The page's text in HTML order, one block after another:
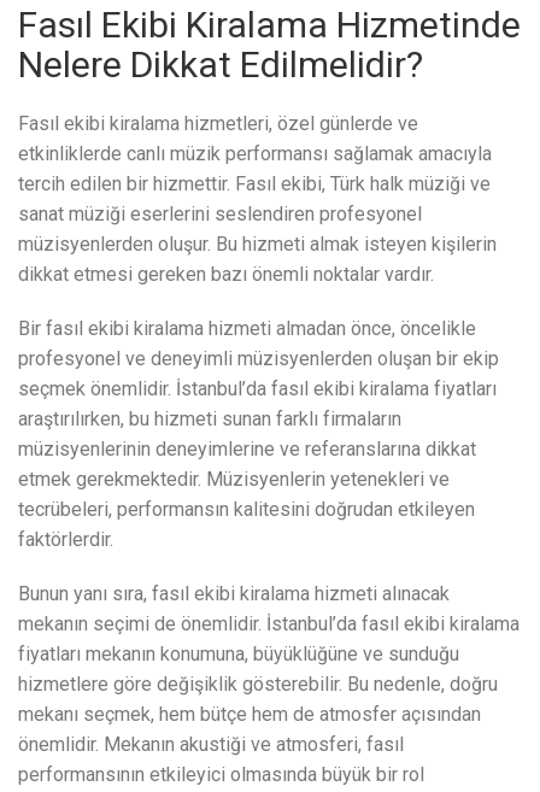
Fasıl Ekibi Kiralama Hizmetinde
Nelere Dikkat Edilmelidir?
Fasıl ekibi kiralama hizmetleri, özel günlerde ve
etkinliklerde canlı müzik performansı sağlamak amacıyla
tercih edilen bir hizmettir. Fasıl ekibi, Türk halk müziği ve
sanat müziği eserlerini seslendiren profesyonel
müzisyenlerden oluşur. Bu hizmeti almak isteyen kişilerin
dikkat etmesi gereken bazı önemli noktalar vardır.
Bir fasıl ekibi kiralama hizmeti almadan önce, öncelikle
profesyonel ve deneyimli müzisyenlerden oluşan bir ekip
seçmek önemlidir. İstanbul’da fasıl ekibi kiralama fiyatları
araştırılırken, bu hizmeti sunan farklı firmaların
müzisyenlerinin deneyimlerine ve referanslarına dikkat
etmek gerekmektedir. Müzisyenlerin yetenekleri ve
tecrübeleri, performansın kalitesini doğrudan etkileyen
faktörlerdir.
Bunun yanı sıra, fasıl ekibi kiralama hizmeti alınacak
mekanın seçimi de önemlidir. İstanbul’da fasıl ekibi kiralama
fiyatları mekanın konumuna, büyüklüğüne ve sunduğu
hizmetlere göre değişiklik gösterebilir. Bu nedenle, doğru
mekanı seçmek, hem bütçe hem de atmosfer açısından
önemlidir. Mekanın akustiği ve atmosferi, fasıl
performansının etkileyici olmasında büyük bir rol